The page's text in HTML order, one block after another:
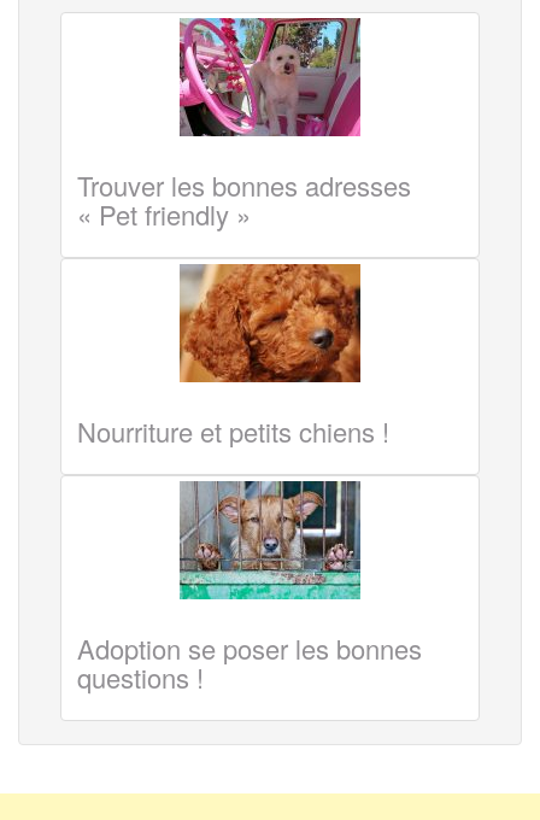
Trouver les bonnes adresses
« Pet friendly »
Nourriture et petits chiens !
Adoption se poser les bonnes
questions !